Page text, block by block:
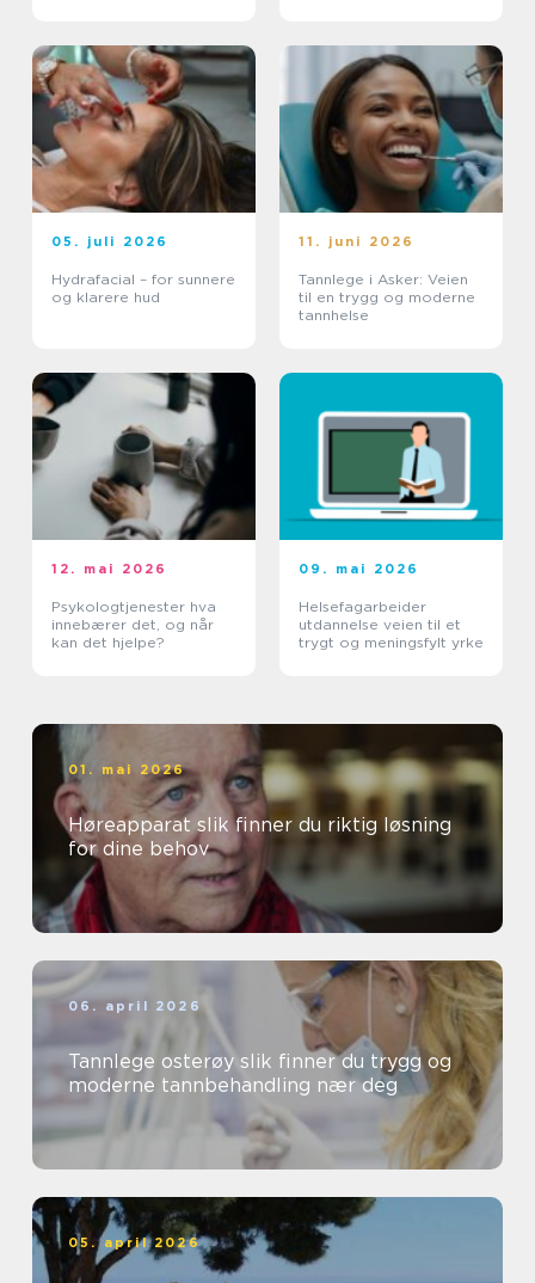
05. juli 2026
Hydrafacial – for sunnere
og klarere hud
11. juni 2026
Tannlege i Asker: Veien
til en trygg og moderne
tannhelse
12. mai 2026
Psykologtjenester hva
innebærer det, og når
kan det hjelpe?
09. mai 2026
Helsefagarbeider
utdannelse veien til et
trygt og meningsfylt yrke
01. mai 2026
Høreapparat slik finner du riktig løsning
for dine behov
06. april 2026
Tannlege osterøy slik finner du trygg og
moderne tannbehandling nær deg
05. april 2026